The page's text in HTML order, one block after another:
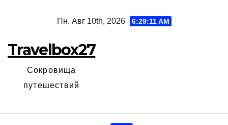
Пн. Авг 10th, 2026 6:29:12 AM
Travelbox27
Сокровища
путешествий